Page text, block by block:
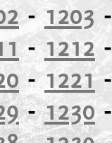
- 1203
-1212
-1221
-1230